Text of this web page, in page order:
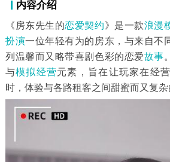
内容介绍
《房东先生的恋爱契约》是一款浪漫
扮演一位年轻有为的房东，与来自不
列温馨而又略带喜剧色彩的恋爱故事
与模拟经营元素，旨在让玩家在经
时，体验与各路租客之间甜蜜而又复杂